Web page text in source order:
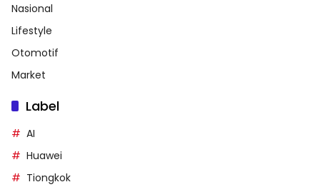
Nasional
Lifestyle
Otomotif
Market
Label
AI
Huawei
Tiongkok